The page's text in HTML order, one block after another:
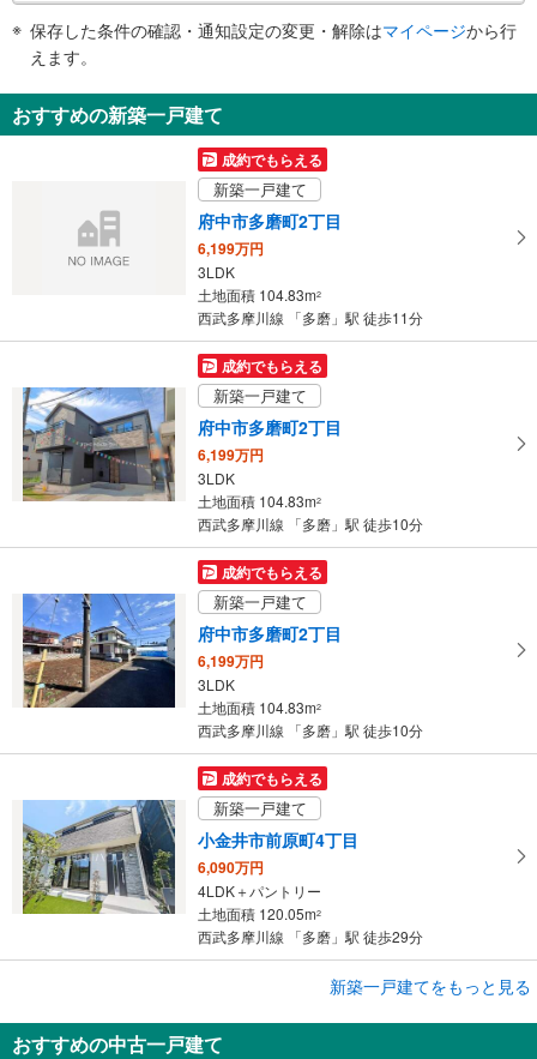
知
を
イ
ペ
ー
ジ
に
存
る
保存した条件の確認・通知設定の変更・解除はマイページから行
えます。
おすすめの新築一戸建て
成約でもらえる
新築一戸建て
府中市多磨町2丁目
6,199万円
3LDK
土地面積 104.83m2
西武多摩川線 「多磨」駅 徒歩11分
成約でもらえる
新築一戸建て
府中市多磨町2丁目
6,199万円
3LDK
土地面積 104.83m2
西武多摩川線 「多磨」駅 徒歩10分
成約でもらえる
新築一戸建て
府中市多磨町2丁目
6,199万円
3LDK
土地面積 104.83m2
西武多摩川線 「多磨」駅 徒歩10分
成約でもらえる
新築一戸建て
小金井市前原町4丁目
6,090万円
4LDK＋パントリー
土地面積 120.05m2
西武多摩川線 「多磨」駅 徒歩29分
府中市多磨町2丁目
新築一戸建てをもっと見る
おすすめの中古一戸建て